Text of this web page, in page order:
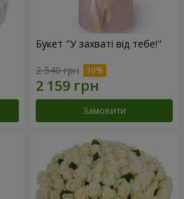
Букет "У захваті від тебе!"
2 540 грн
Замовити